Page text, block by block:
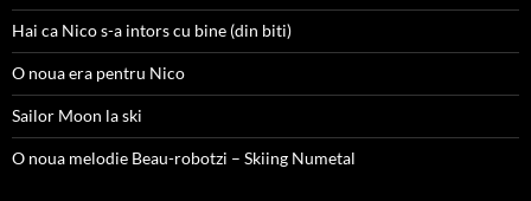
Hai ca Nico s-a intors cu bine (din biti)
O noua era pentru Nico
Sailor Moon la ski
O noua melodie Beau-robotzi – Skiing Numetal